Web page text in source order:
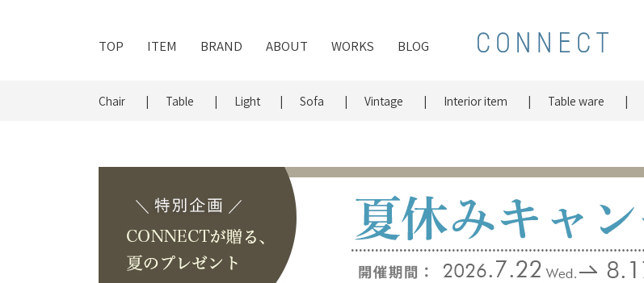
TOP ITEM BRAND ABOUT WORKS BLOG
Chair Table Light Sofa Vintage Interior item Table ware